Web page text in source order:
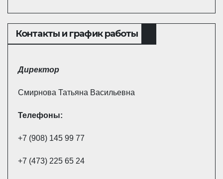
Контакты и график работы
Директор
Смирнова Татьяна Васильевна
Телефоны:
+7 (908) 145 99 77
+7 (473) 225 65 24